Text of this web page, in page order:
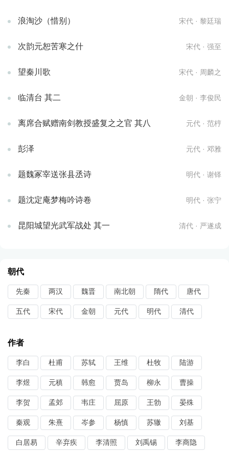
浪淘沙（惜别） 宋代 · 黎廷瑞
次韵元恕苦寒之什 宋代 · 强至
望秦川歌 宋代 · 周麟之
临清台 其二 金朝 · 李俊民
离席合赋赠南剑教授盛复之之官 其八 元代 · 范梈
彭泽 元代 · 邓雅
题魏冢宰送张县丞诗 明代 · 谢铎
题沈定庵梦梅吟诗卷 明代 · 张宁
昆阳城望光武军战处 其一 清代 · 严遂成
朝代
先秦 两汉 魏晋 南北朝 隋代 唐代
五代 宋代 金朝 元代 明代 清代
作者
李白 杜甫 苏轼 王维 杜牧 陆游
李煜 元稹 韩愈 贾岛 柳永 曹操
李贺 孟郊 韦庄 屈原 王勃 晏殊
秦观 朱熹 岑参 杨慎 苏辙 刘基
白居易 辛弃疾 李清照 刘禹锡 李商隐